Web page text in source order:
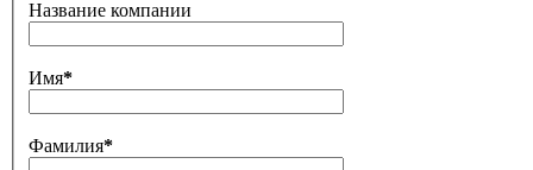
Название компании
Имя*
Фамилия*